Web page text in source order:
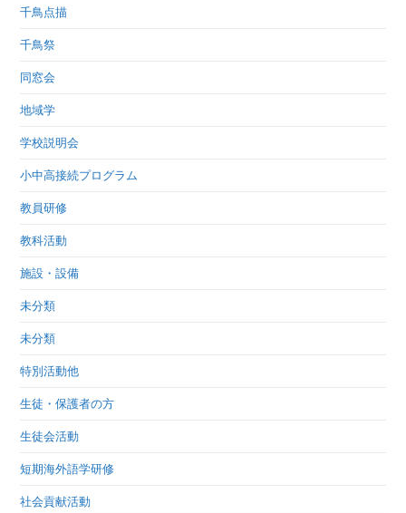
千鳥点描
千鳥祭
同窓会
地域学
学校説明会
小中高接続プログラム
教員研修
教科活動
施設・設備
未分類
未分類
特別活動他
生徒・保護者の方
生徒会活動
短期海外語学研修
社会貢献活動